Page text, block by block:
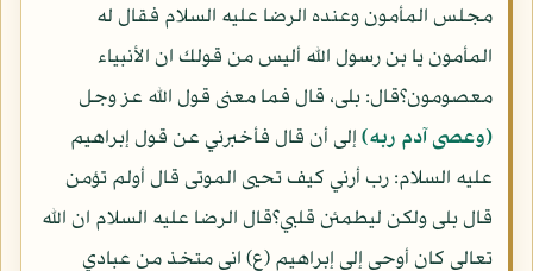
مجلس المأمون وعنده الرضا عليه السلام فقال له
المأمون يا بن رسول الله أليس من قولك ان الأنبياء
معصومون؟قال: بلى، قال فما معنى قول الله عز وجل
(وعصى آدم ربه) إلى أن قال فأخبرني عن قول إبراهيم
عليه السلام: رب أرني كيف تحيى الموتى قال أولم تؤمن
قال بلى ولكن ليطمئن قلبي؟قال الرضا عليه السلام ان الله
تعالى كان أوحى إلى إبراهيم (ع) انى متخذ من عبادي